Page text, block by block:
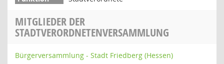
MITGLIEDER DER
STADTVERORDNETENVERSAMMLUNG
Bürgerversammlung - Stadt Friedberg (Hessen)